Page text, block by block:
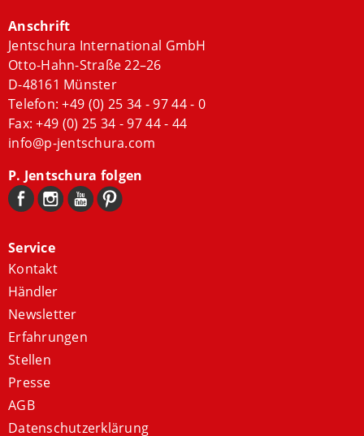
Anschrift
Jentschura International GmbH
Otto-Hahn-Straße 22–26
D-48161 Münster
Telefon:+49 (0) 25 34 - 97 44 - 0
Fax: +49 (0) 25 34 - 97 44 - 44
info@p-jentschura.com
P. Jentschura folgen
Service
Kontakt
Händler
Newsletter
Erfahrungen
Stellen
Presse
AGB
Datenschutzerklärung